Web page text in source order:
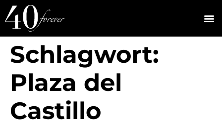
Schlagwort:
Plaza del
Castillo